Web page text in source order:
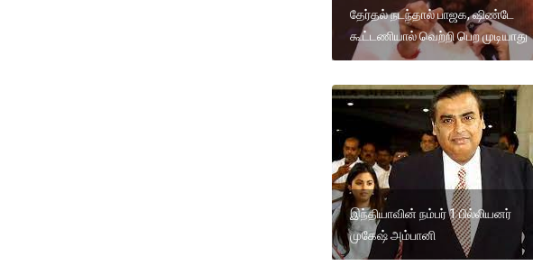
தேர்தல் நடந்தால் பாஜக, ஷிண்டே
கூட்டணியால் வெற்றி பெற முடியாது
இந்தியாவின் நம்பர் 1 பில்லியனர்
முகேஷ் அம்பானி